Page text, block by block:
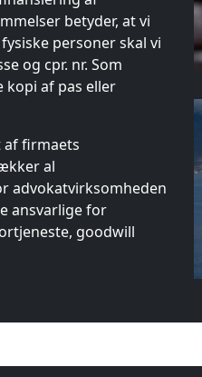
betyder, at vi
personer skal vi
og cpr. nr. Som
af pas eller
af firmaets
al
advokatvirksomheden
ansvarlige for
goodwill